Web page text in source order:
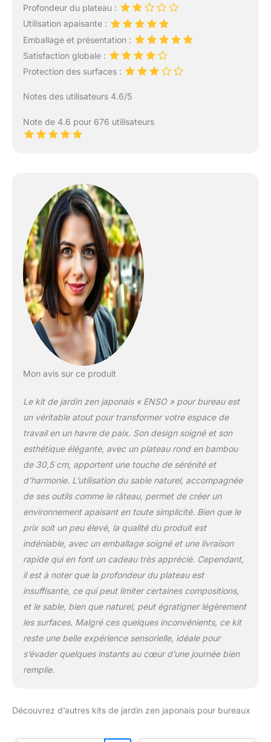
Profondeur du plateau :
Utilisation apaisante :
Emballage et présentation :
Satisfaction globale :
Protection des surfaces :
Notes des utilisateurs 4.6/5
Note de 4.6 pour 676 utilisateurs
Mon avis sur ce produit
Le kit de jardin zen japonais « ENSO » pour bureau est
un véritable atout pour transformer votre espace de
travail en un havre de paix. Son design soigné et son
esthétique élégante, avec un plateau rond en bambou
de 30,5 cm, apportent une touche de sérénité et
d’harmonie. L’utilisation du sable naturel, accompagnée
de ses outils comme le râteau, permet de créer un
environnement apaisant en toute simplicité. Bien que le
prix soit un peu élevé, la qualité du produit est
indéniable, avec un emballage soigné et une livraison
rapide qui en font un cadeau très apprécié. Cependant,
il est à noter que la profondeur du plateau est
insuffisante, ce qui peut limiter certaines compositions,
et le sable, bien que naturel, peut égratigner légèrement
les surfaces. Malgré ces quelques inconvénients, ce kit
reste une belle expérience sensorielle, idéale pour
s’évader quelques instants au cœur d’une journée bien
remplie.
Découvrez d’autres kits de jardin zen japonais pour bureaux